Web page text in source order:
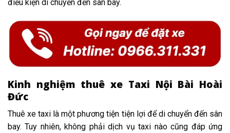
điều kiện di chuyển đến sân bay.
Kinh nghiệm thuê xe Taxi Nội Bài Hoài
Đức
Thuê xe taxi là một phương tiện tiện lợi để di chuyển đến sân
bay. Tuy nhiên, không phải dịch vụ taxi nào cũng đáp ứng